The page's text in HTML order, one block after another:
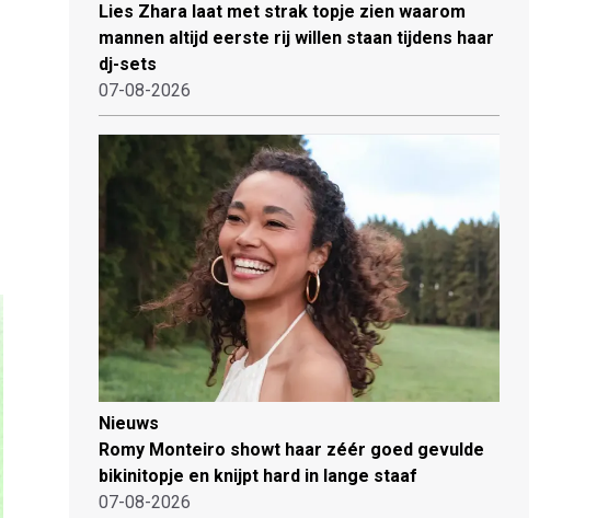
Lies Zhara laat met strak topje zien waarom
mannen altijd eerste rij willen staan tijdens haar
dj-sets
07-08-2026
Nieuws
Romy Monteiro showt haar zéér goed gevulde
bikinitopje en knijpt hard in lange staaf
07-08-2026